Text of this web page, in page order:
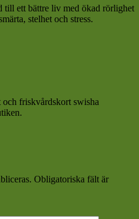
till ett bättre liv med ökad rörlighet
stelhet och stress.
friskvårdskort swisha
Obligatoriska fält är